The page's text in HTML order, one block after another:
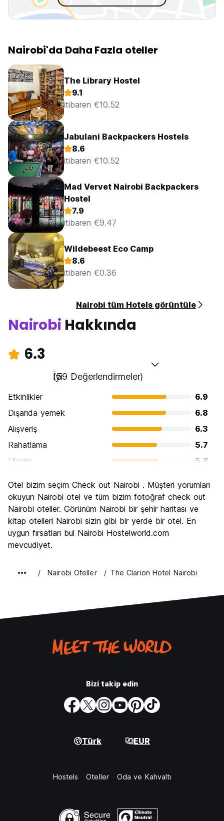
Nairobi'da Daha Fazla oteller
The Library Hostel
9.1
itibaren €10.52
Jabulani Backpackers Hostels
8.6
itibaren €10.52
Mad Vervet Nairobi Backpackers
Hostel
7.9
itibaren €9.47
Wildebeest Eco Camp
8.6
itibaren €0.36
Nairobi tüm Hotels görüntüle
Nairobi Hakkında
6.3
İyi
(59 Değerlendirmeler)
Etkinlikler
6.9
Dışarıda yemek
6.8
Alışveriş
6.3
Rahatlama
5.7
Ulasim
5.8
Kültür
6.8
Gece hayatı
5.7
Ekonomik
6.1
Otel bizim seçim Check out Nairobi . Müşteri yorumları
okuyun Nairobi otel ve tüm bizim fotoğraf check out
Nairobi oteller. Görünüm Nairobi bir şehir haritası ve
kitap otelleri Nairobi sizin gibi bir yerde bir otel. En
uygun fırsatları bul Nairobi Hostelworld.com
mevcudiyet.
Nairobi Oteller The Clarion Hotel Nairobi
Bizi takip edin
Türk EUR
Hostels Oteller Oda ve Kahvaltı